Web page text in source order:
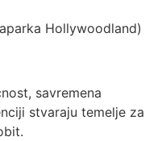
Hollywoodland)
savremena
stvaraju temelje za